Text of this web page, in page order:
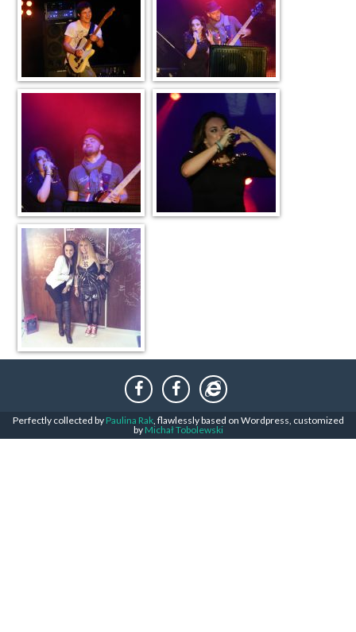
Perfectly collected by Paulina Rak, flawlessly based on Wordpress, customized
by Michał Tobolewski